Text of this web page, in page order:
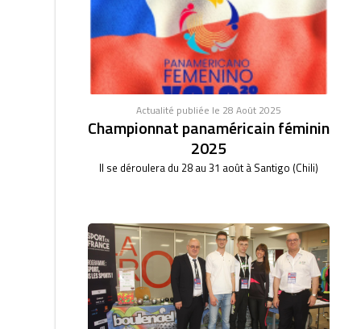
Actualité publiée le 28 Août 2025
Championnat panaméricain féminin
2025
Il se déroulera du 28 au 31 août à Santigo (Chili)